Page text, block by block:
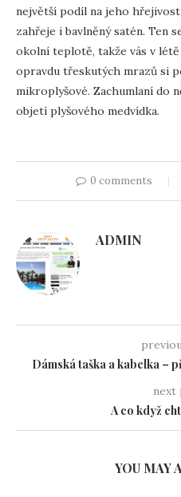
největší podíl na jeho
zahřeje i bavlněný satén. Ten
okolní teplotě, takže vás v
opravdu třeskutých mrazů si
mikroplyšové. Zachumlaní do
objetí plyšového medvídka.
0 comments
ADMIN
Dámská taška a kabelka –
next
A co když
YOU MAY